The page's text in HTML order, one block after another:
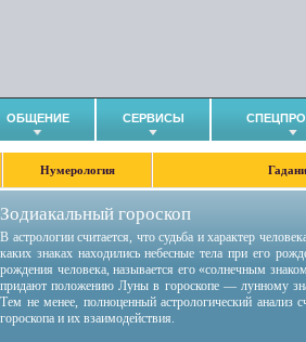
ОБЩЕНИЕ СЕРВИСЫ
Нумерология
Зодиакальный гороскоп
В астрологии считается, что судьба и характер
каких знаках находились небесные тела при его
рождения человека, называется его «солнечным
придают положению Луны в гороскопе — лунному
Тем не менее, полноценный астрологический анализ
гороскопа и их взаимодействия.